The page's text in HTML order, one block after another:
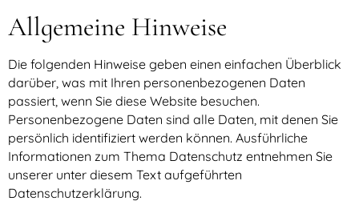
Allgemeine Hinweise
Die folgenden Hinweise geben einen einfachen Überblick
darüber, was mit Ihren personenbezogenen Daten
passiert, wenn Sie diese Website besuchen.
Personenbezogene Daten sind alle Daten, mit denen Sie
persönlich identifiziert werden können. Ausführliche
Informationen zum Thema Datenschutz entnehmen Sie
unserer unter diesem Text aufgeführten
Datenschutzerklärung.